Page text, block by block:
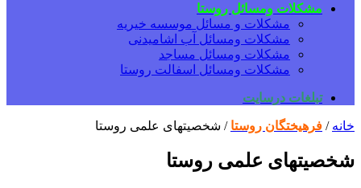
مشکلات ومسائل روستا
مشکلات و مسائل موسسه خیریه
مشکلات ومسائل آب اشامیدنی
مشکلات ومسائل مساجد
مشکلات ومسائل اسفالت روستا
تبلغات درسایت
خانه / فرهیختگان روستا / شخصیتهای علمی روستا
شخصیتهای علمی روستا